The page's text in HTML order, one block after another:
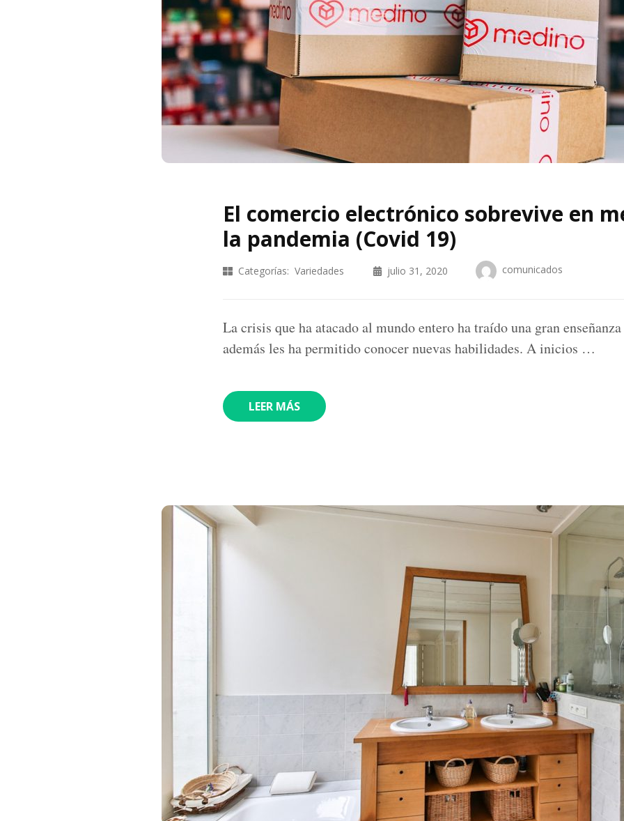
El comercio electrónico sobrevive en
la pandemia (Covid 19)
Categorías: Variedades julio 31, 2020 comunicados
La crisis que ha atacado al mundo entero ha traído una gran
además les ha permitido conocer nuevas habilidades. A inicios …
LEER MÁS